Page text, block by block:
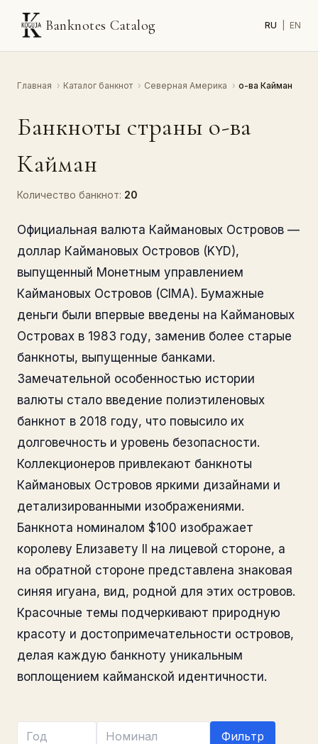
Banknotes Catalog RU EN
Главная › Каталог банкнот › Северная Америка › о-ва Кайман
Банкноты страны о-ва
Кайман
Количество банкнот: 20
Официальная валюта Каймановых Островов —
доллар Каймановых Островов (KYD),
выпущенный Монетным управлением
Каймановых Островов (CIMA). Бумажные
деньги были впервые введены на Каймановых
Островах в 1983 году, заменив более старые
банкноты, выпущенные банками.
Замечательной особенностью истории
валюты стало введение полиэтиленовых
банкнот в 2018 году, что повысило их
долговечность и уровень безопасности.
Коллекционеров привлекают банкноты
Каймановых Островов яркими дизайнами и
детализированными изображениями.
Банкнота номиналом $100 изображает
королеву Елизавету II на лицевой стороне, а
на обратной стороне представлена знаковая
синяя игуана, вид, родной для этих островов.
Красочные темы подчеркивают природную
красоту и достопримечательности островов,
делая каждую банкноту уникальным
воплощением кайманской идентичности.
Фильтр